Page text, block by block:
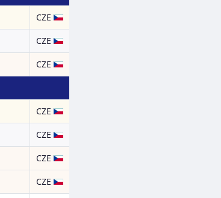
CZE
CZE
CZE
CZE
CZE
CZE
CZE